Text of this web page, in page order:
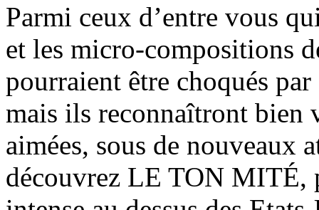
Parmi ceux d’entre vous
et les micro-compositions
pourraient être choqués
mais ils reconnaîtront bien
aimées, sous de nouveaux
découvrez LE TON MITÉ,